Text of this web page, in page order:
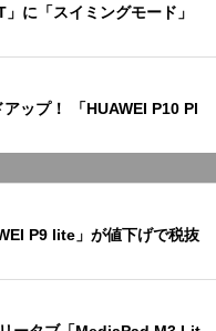
に「スイミングモード」
ップ！ 「HUAWEI P10 Pl
P9 lite」が値下げで税抜